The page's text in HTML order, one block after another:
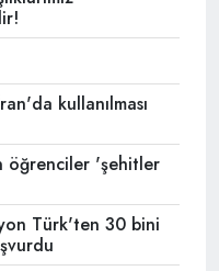
kullanılması
öğrenciler 'şehitler
Türk'ten 30 bini